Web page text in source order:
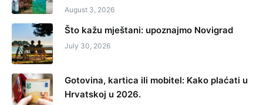
August 3, 2026
Što kažu mještani: upoznajmo Novigrad
July 30, 2026
Gotovina, kartica ili mobitel: Kako plaćati u
Hrvatskoj u 2026.